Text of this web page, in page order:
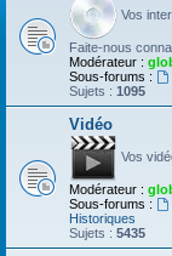
Vos
Faite-nous
Modérateur :
Sous-forums :
Sujets : 1095
Vidéo
Vos
Modérateur :
Sous-forums :
Historiques
Sujets : 5435